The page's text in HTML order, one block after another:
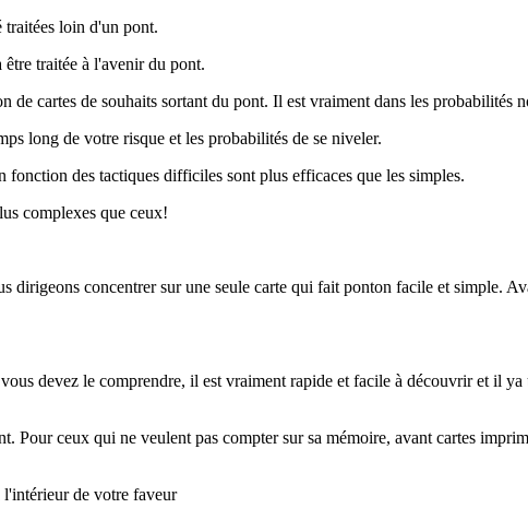
traitées loin d'un pont.
traitée à l'avenir du pont.
cartes de souhaits sortant du pont. Il est vraiment dans les probabilités
long de votre risque et les probabilités de se niveler.
des tactiques difficiles sont plus efficaces que les simples.
complexes que ceux!
concentrer sur une seule carte qui fait ponton facile et simple.
devez le comprendre, il est vraiment rapide et facile à découvrir et il
ceux qui ne veulent pas compter sur sa mémoire, avant cartes
de votre faveur